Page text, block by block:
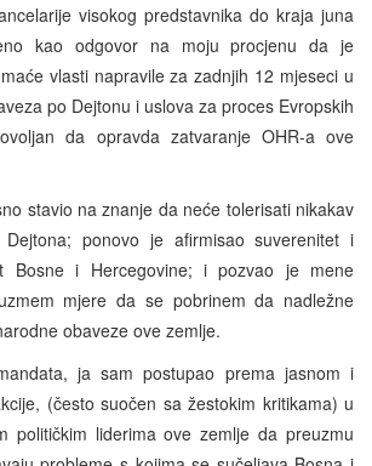
visokog predstavnika do kraja juna
kao odgovor na moju procjenu da je
vlasti napravile za zadnjih 12 mjeseci u
po Dejtonu i uslova za proces Evropskih
da opravda zatvaranje OHR-a ove
stavio na znanje da neće tolerisati nikakav
Dejtona; ponovo je afirmisao suverenitet i
Bosne i Hercegovine; i pozvao je mene
mjere da se pobrinem da nadležne
obaveze ove zemlje.
ja sam postupao prema jasnom i
(često suočen sa žestokim kritikama) u
političkim liderima ove zemlje da preuzmu